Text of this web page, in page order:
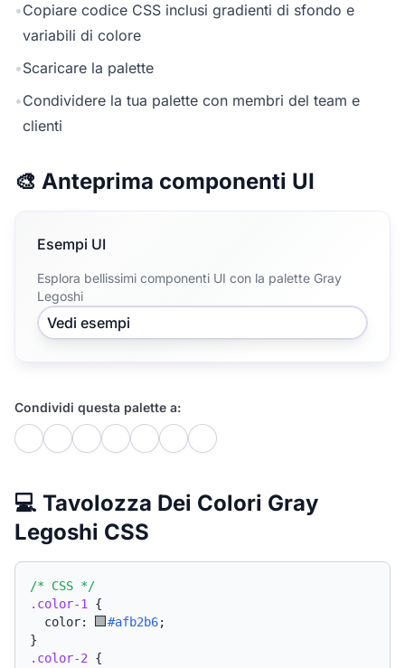
•Copiare codice CSS inclusi gradienti di sfondo e
variabili di colore
•Scaricare la palette
•Condividere la tua palette con membri del team e
clienti
🎨 Anteprima componenti UI
Esempi UI
Esplora bellissimi componenti UI con la palette Gray
Legoshi
Vedi esempi
Condividi questa palette a:
💻 Tavolozza Dei Colori Gray
Legoshi CSS
/* CSS */
.color-1
{
  color:
#afb2b6;
}
.color-2 {